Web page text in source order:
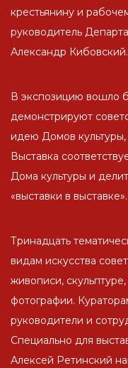
крестьянину и
руководитель
Александр Кибовский.
В экспозицию вошло
демонстрируют
идею Домов
Выставка
Дома культуры и
«выставки в выставке».
Тринадцать
видам искусства
живописи,
фотографии.
руководители и
Специально для
Алексей Ретинский